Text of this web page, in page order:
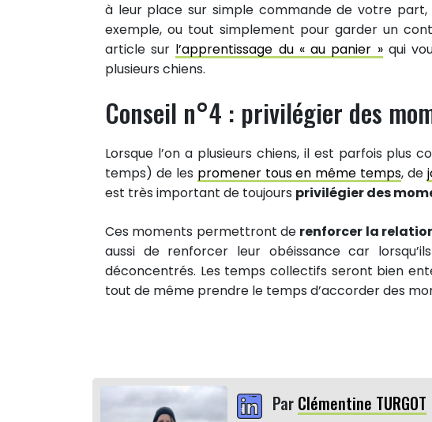
à leur place sur simple commande de votre
exemple, ou tout simplement pour garder un
article sur l’apprentissage du « au panier »qui
plusieurs chiens.
Conseil n°4 : privilégier des
Lorsque l’on a plusieurs chiens, il est parfois
temps) de les promener tous en même temps, de
est très important de toujours privilégier des
Ces moments permettront de renforcer la
aussi de renforcer leur obéissance car
déconcentrés. Les temps collectifs seront bien
tout de même prendre le temps d’accorder des
Par Clémentine TURGOT